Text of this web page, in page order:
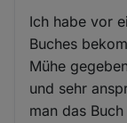
Ich habe vor
Buches
Mühe
und sehr
man das